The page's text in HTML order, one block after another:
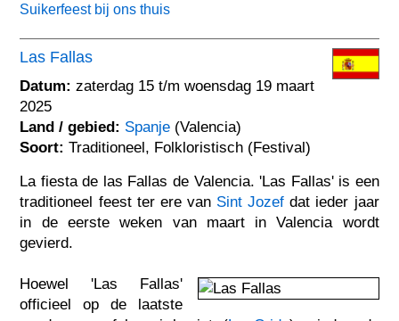
Suikerfeest bij ons thuis
Las Fallas
Datum: zaterdag 15 t/m woensdag 19 maart
2025
Land / gebied: Spanje (Valencia)
Soort: Traditioneel, Folkloristisch (Festival)
La fiesta de las Fallas de Valencia. 'Las Fallas' is een
traditioneel feest ter ere van Sint Jozef dat ieder jaar
in de eerste weken van maart in Valencia wordt
gevierd.
Hoewel 'Las Fallas'
officieel op de laatste